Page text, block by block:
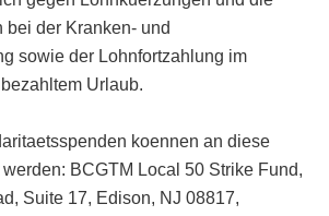
bei der Kranken- und
sowie der Lohnfortzahlung im
Urlaub.
koennen an diese
BCGTM Local 50 Strike Fund,
Suite 17, Edison, NJ 08817,